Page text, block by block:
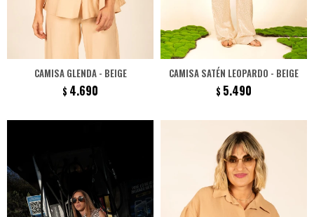
CAMISA GLENDA - BEIGE
$ 4.690
CAMISA SATÉN LEOPARDO - BEIGE
$ 5.490